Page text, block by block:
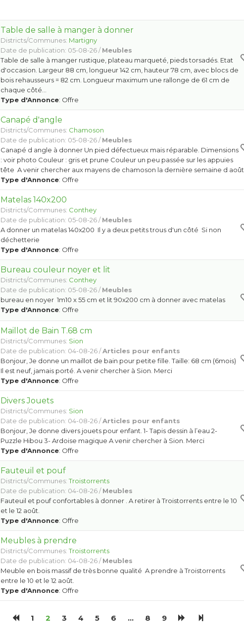
Table de salle à manger à donner
Districts/Communes: Martigny
Date de publication: 05-08-26 /Meubles
Table de salle à manger rustique, plateau marqueté, pieds torsadés. Etat
d'occasion. Largeur 88 cm, longueur 142 cm, hauteur 78 cm, avec blocs de
bois rehausseurs = 82 cm. Longueur maximum une rallonge de 61 cm de
chaque côté…
Type d'Annonce: Offre
Canapé d'angle
Districts/Communes: Chamoson
Date de publication: 05-08-26 /Meubles
Canapé d angle à donner Un pied défectueux mais réparable. Dimensions
: voir photo Couleur : gris et prune Couleur un peu passée sur les appuies
tête A venir chercher aux mayens de chamoson la dernière semaine d août.
Type d'Annonce: Offre
Matelas 140x200
Districts/Communes: Conthey
Date de publication: 05-08-26 /Meubles
A donner un matelas 140x200 Il y a deux petits trous d'un côté Si non
déchetterie
Type d'Annonce: Offre
Bureau couleur noyer et lit
Districts/Communes: Conthey
Date de publication: 05-08-26 /Meubles
bureau en noyer 1m10 x 55 cm et lit 90x200 cm à donner avec matelas
Type d'Annonce: Offre
Maillot de Bain T.68 cm
Districts/Communes: Sion
Date de publication: 04-08-26 /Articles pour enfants
Bonjour, Je donne un maillot de bain pour petite fille. Taille: 68 cm (6mois)
Il est neuf, jamais porté. A venir chercher à Sion. Merci
Type d'Annonce: Offre
Divers Jouets
Districts/Communes: Sion
Date de publication: 04-08-26 /Articles pour enfants
Bonjour, Je donne divers jouets pour enfant. 1- Tapis dessin à l’eau 2-
Puzzle Hibou 3- Ardoise magique A venir chercher à Sion. Merci
Type d'Annonce: Offre
Fauteuil et pouf
Districts/Communes:Troistorrents
Date de publication: 04-08-26 /Meubles
Fauteuil et pouf confortables à donner . A retirer à Troistorrents entre le 10
et le 12 août.
Type d'Annonce: Offre
Meubles à prendre
Districts/Communes:Troistorrents
Date de publication: 04-08-26 /Meubles
Meuble en bois massif de très bonne qualité A prendre à Troistorrents
entre le 10 et le 12 août.
Type d'Annonce: Offre
1 2 3 4 5 6 … 8 9